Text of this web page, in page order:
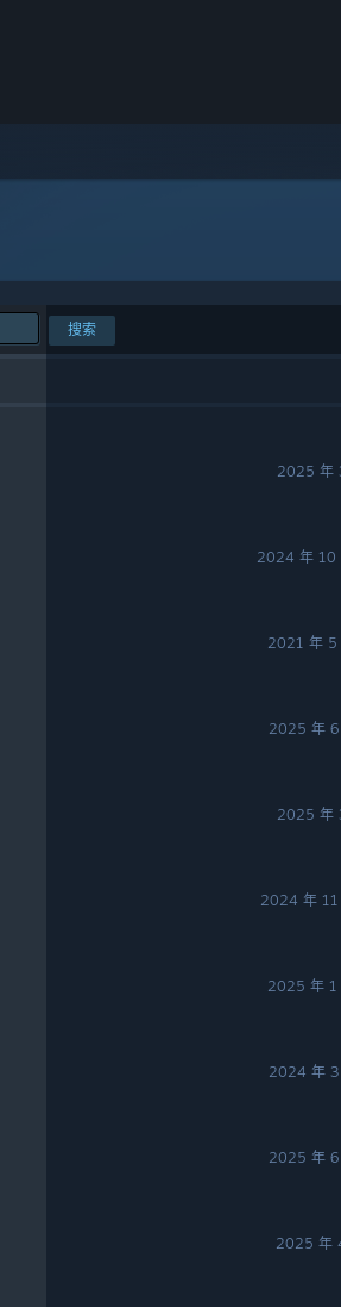
搜索
2025 年
2024 年 10
2021 年 5
2025 年 6
2025 年
2024 年 11
2025 年 1
2024 年 3
2025 年 6
2025 年